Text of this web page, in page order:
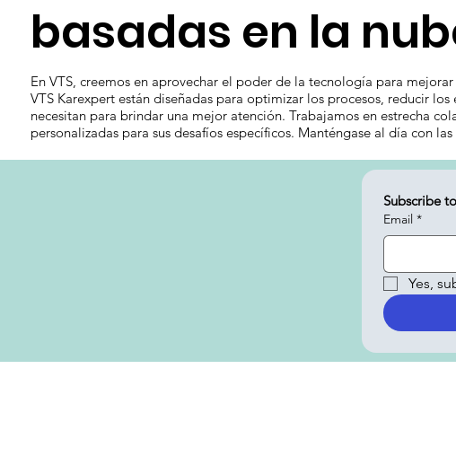
basadas en la
En VTS, creemos en aprovechar el poder de la tecnología para
VTS Karexpert están diseñadas para optimizar los procesos, reducir
necesitan para brindar una mejor atención. Trabajamos en estrecha
personalizadas para sus desafíos específicos. Manténgase al día con
Subscribe
Email *
Yes,